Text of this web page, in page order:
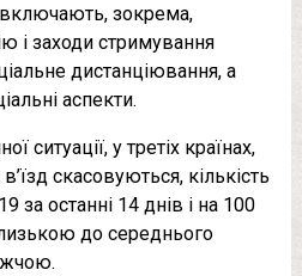
зокрема,
і заходи стримування
дистанціювання, а
аспекти.
ситуації, у третіх країнах,
скасовуються, кількість
за останні 14 днів і на 100
до середнього